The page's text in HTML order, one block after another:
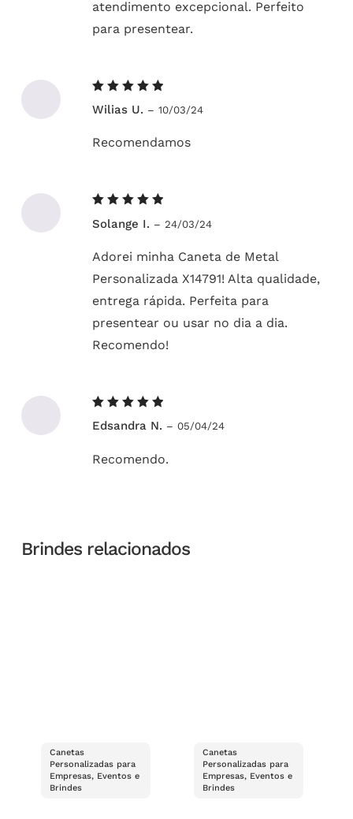
atendimento excepcional. Perfeito
para presentear.
5de 5
Wilias U. – 10/03/24
Recomendamos
5de 5
Solange I. – 24/03/24
Adorei minha Caneta de Metal
Personalizada X14791! Alta qualidade,
entrega rápida. Perfeita para
presentear ou usar no dia a dia.
Recomendo!
5de 5
Edsandra N. – 05/04/24
Recomendo.
Brindes relacionados
Canetas
Personalizadas para
Empresas, Eventos e
Brindes
Canetas
Personalizadas para
Empresas, Eventos e
Brindes